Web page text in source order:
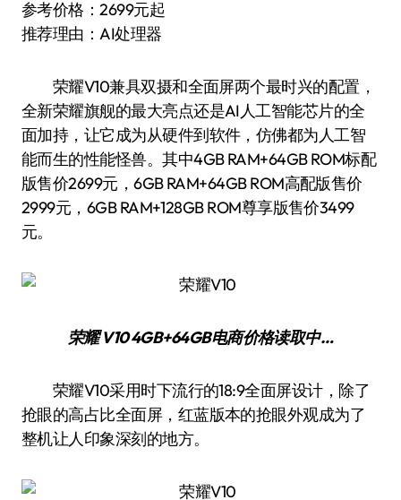
参考价格：2699元起
推荐理由：AI处理器
荣耀V10兼具双摄和全面屏两个最时兴的配置，
全新荣耀旗舰的最大亮点还是AI人工智能芯片的全
面加持，让它成为从硬件到软件，仿佛都为人工智
能而生的性能怪兽。其中4GB RAM+64GB ROM标配
版售价2699元，6GB RAM+64GB ROM高配版售价
2999元，6GB RAM+128GB ROM尊享版售价3499
元。
荣耀 V10 4GB+64GB电商价格读取中…
荣耀V10采用时下流行的18:9全面屏设计，除了
抢眼的高占比全面屏，红蓝版本的抢眼外观成为了
整机让人印象深刻的地方。